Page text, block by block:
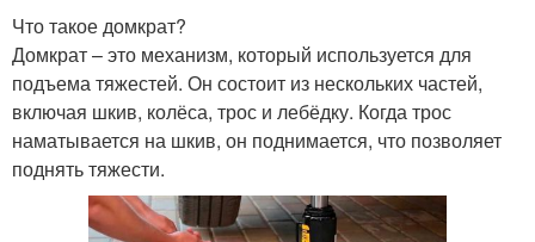
Что такое домкрат?
Домкрат – это механизм, который используется для
подъема тяжестей. Он состоит из нескольких частей,
включая шкив, колёса, трос и лебёдку. Когда трос
наматывается на шкив, он поднимается, что позволяет
поднять тяжести.